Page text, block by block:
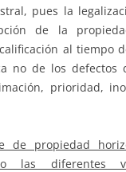
pues la
de la
al tiempo
no de los defectos
prioridad,
de propiedad
las diferentes